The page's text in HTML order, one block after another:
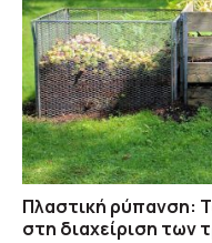
Πλαστική ρύπανση:
στη διαχείριση